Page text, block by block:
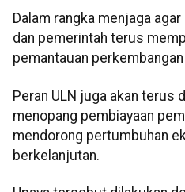
Dalam rangka menjaga
dan pemerintah terus
pemantauan perkembangan
Peran ULN juga akan terus
menopang pembiayaan
mendorong pertumbuhan
berkelanjutan.